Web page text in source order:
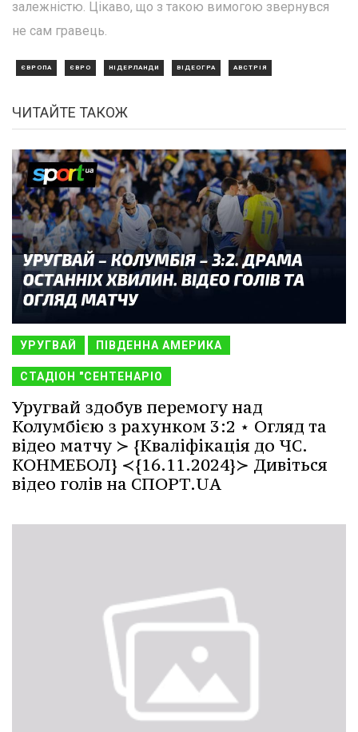
залежністю. Цікаво, що з такою вимогою звернувся
не сам гравець.
ЄВРОПА ЄВРО НІДЕРЛАНДИ ВІДЕОГРА АВСТРІЯ
ЧИТАЙТЕ ТАКОЖ
УРУГВАЙ ПІВДЕННА АМЕРИКА
СТАДІОН "СЕНТЕНАРІО
Уругвай здобув перемогу над
Колумбією з рахунком 3:2 ⋆ Огляд та
відео матчу ≻ {Кваліфікація до ЧС.
КОНМЕБОЛ} ≺{16.11.2024}≻ Дивіться
відео голів на СПОРТ.UA